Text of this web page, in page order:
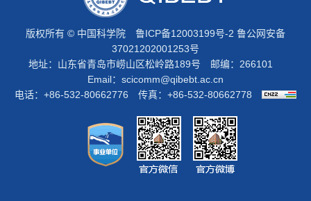
版权所有 © 中国科学院 鲁ICP备12003199号-2 鲁公网安备
37021202001253号
地址：山东省青岛市崂山区松岭路189号 邮编：266101
Email： scicomm@qibebt.ac.cn
电话：+86-532-80662776 传真：+86-532-80662778